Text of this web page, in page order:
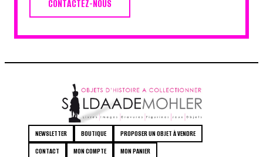
CONTACTEZ-NOUS
NEWSLETTER BOUTIQUE
PROPOSER UN OBJET À VENDRE
CONTACT
MON COMPTE MON PANIER